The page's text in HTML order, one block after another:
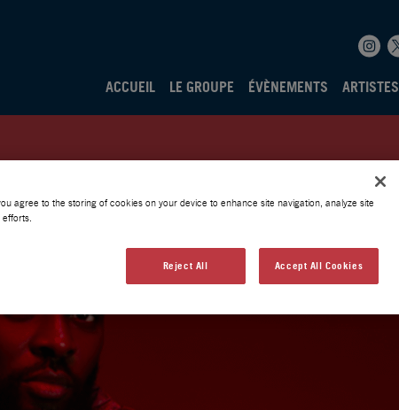
ACCUEIL LE GROUPE ÉVÈNEMENTS ARTISTES
agree to the storing of cookies on your device to enhance site navigation, analyze site
Reject All Accept All Cookies